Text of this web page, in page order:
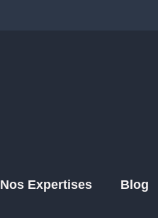
Nos Expertises Blog